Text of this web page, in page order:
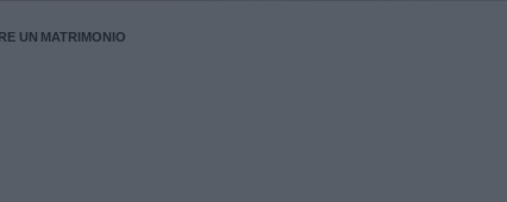
UN MATRIMONIO